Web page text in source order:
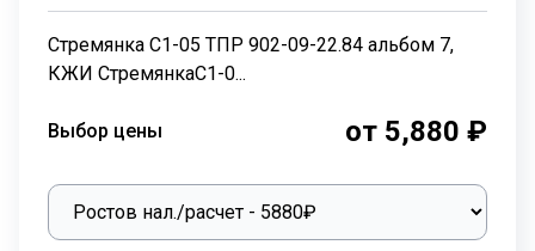
Стремянка С1-05 ТПР 902-09-22.84 альбом 7,
КЖИ СтремянкаС1-0...
Выбор цены от 5,880 ₽